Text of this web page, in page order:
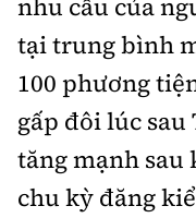
nhu cầu của
tại trung bình
100 phương
gấp đôi lúc
tăng mạnh
chu kỳ đăng